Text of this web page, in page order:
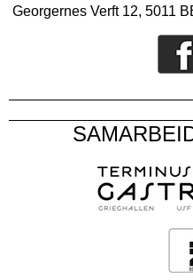
Georgernes Verft 12, 5011